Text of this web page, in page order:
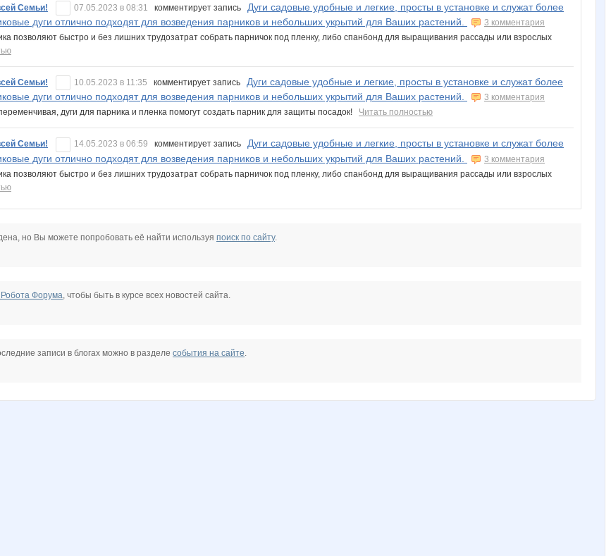
Семьи! 07.05.2023 в 08:31 комментирует запись Дуги садовые удобные и легкие, просты в установке и служат более
дуги отлично подходят для возведения парников и небольших укрытий для Ваших растений.
3 комментария
позволяют быстро и без лишних трудозатрат собрать парничок под пленку, либо спанбонд для выращивания рассады или взрослых
Семьи! 10.05.2023 в 11:35 комментирует запись Дуги садовые удобные и легкие, просты в установке и служат более
дуги отлично подходят для возведения парников и небольших укрытий для Ваших растений.
3 комментария
дуги для парника и пленка помогут создать парник для защиты посадок! Читать полностью
Семьи! 14.05.2023 в 06:59 комментирует запись Дуги садовые удобные и легкие, просты в установке и служат более
дуги отлично подходят для возведения парников и небольших укрытий для Ваших растений.
3 комментария
позволяют быстро и без лишних трудозатрат собрать парничок под пленку, либо спанбонд для выращивания рассады или взрослых
но Вы можете попробовать её найти используя поиск по сайту.
Робота Форума , чтобы быть в курсе всех новостей сайта.
записи в блогах можно в разделе события на сайте